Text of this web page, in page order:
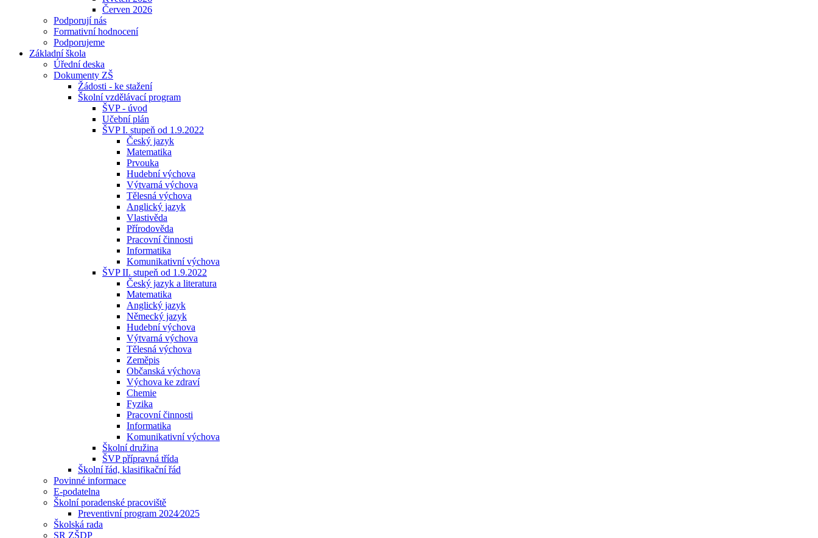
Červen 2026
Podporují nás
Formativní hodnocení
Podporujeme
Základní škola
Úřední deska
Dokumenty ZŠ
Žádosti - ke stažení
Školní vzdělávací program
ŠVP - úvod
Učební plán
ŠVP I. stupeň od 1.9.2022
Český jazyk
Matematika
Prvouka
Hudební výchova
Výtvarná výchova
Tělesná výchova
Anglický jazyk
Vlastivěda
Přírodověda
Pracovní činnosti
Informatika
Komunikativní výchova
ŠVP II. stupeň od 1.9.2022
Český jazyk a literatura
Matematika
Anglický jazyk
Německý jazyk
Hudební výchova
Výtvarná výchova
Tělesná výchova
Zeměpis
Občanská výchova
Výchova ke zdraví
Chemie
Fyzika
Pracovní činnosti
Informatika
Komunikativní výchova
Školní družina
ŠVP přípravná třída
Školní řád, klasifikační řád
Povinné informace
E-podatelna
Školní poradenské pracoviště
Preventivní program 2024⁄2025
Školská rada
SR ZŠDP